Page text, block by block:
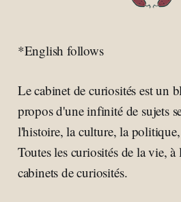
*English follows
Le cabinet de curiosités est un
propos d'une infinité de sujets
l'histoire, la culture, la
Toutes les curiosités de la vie, à
cabinets de curiosités.